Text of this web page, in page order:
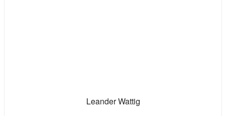
Leander Wattig